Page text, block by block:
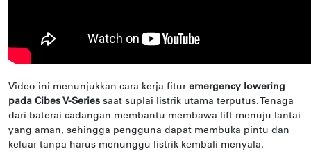
Video ini menunjukkan cara kerja fitur emergency lowering
pada Cibes V-Series saat suplai listrik utama terputus. Tenaga
dari baterai cadangan membantu membawa lift menuju lantai
yang aman, sehingga pengguna dapat membuka pintu dan
keluar tanpa harus menunggu listrik kembali menyala.